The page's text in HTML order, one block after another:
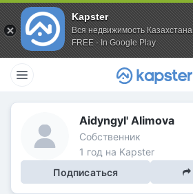
Kapster
Вся недвижимость Казахстана
FREE - In Google Play
Aidyngyl' Alimova
Собственник
1 год на Kapster
Подписаться